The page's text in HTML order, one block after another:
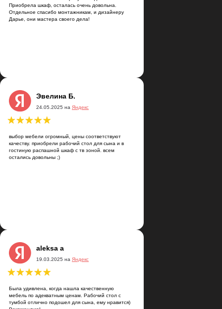
Приобрела шкаф, осталась очень довольна.
Отдельное спасибо монтажникам, и дизайнеру
Дарье, они мастера своего дела!
Эвелина Б.
выбор мебели огромный, цены соответствуют
качеству. приобрели рабочий стол для сына и в
гостиную распашной шкаф с тв зоной. всем
остались довольны ;)
24.05.2025 на Яндекс
товаров на любой вкус и
качество, профессиональное
Делают быстро и четко
aleksa a
Была удивлена, когда нашла качественную
мебель по адекватным ценам. Рабочий стол с
тумбой отлично подошел для сына, ему нравится)
19.03.2025 на Яндекс